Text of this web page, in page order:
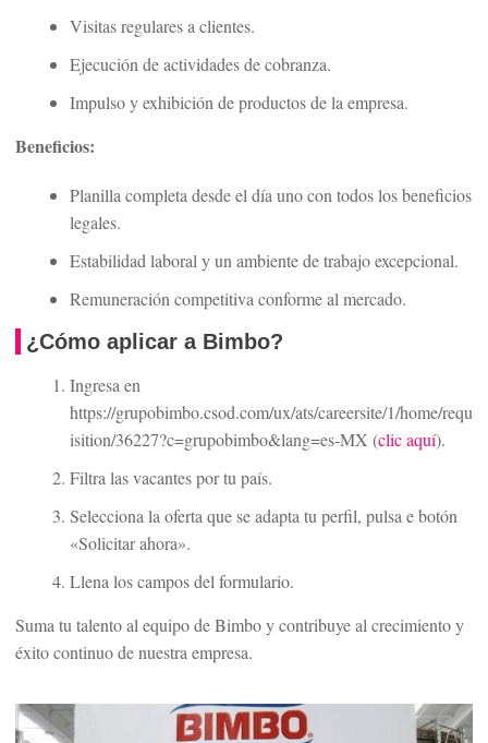
Visitas regulares a clientes.
Ejecución de actividades de cobranza.
Impulso y exhibición de productos de la empresa.
Beneficios:
Planilla completa desde el día uno con todos los beneficios
legales.
Estabilidad laboral y un ambiente de trabajo excepcional.
Remuneración competitiva conforme al mercado.
¿Cómo aplicar a Bimbo?
Ingresa en
https://grupobimbo.csod.com/ux/ats/careersite/1/home/requ
isition/36227?c=grupobimbo&lang=es-MX (clic aquí).
Filtra las vacantes por tu país.
Selecciona la oferta que se adapta tu perfil, pulsa e botón
«Solicitar ahora».
Llena los campos del formulario.
Suma tu talento al equipo de Bimbo y contribuye al crecimiento y
éxito continuo de nuestra empresa.